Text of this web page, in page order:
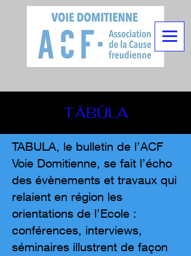
TĀBŪLA
TABULA, le bulletin de l’ACF
Voie Domitienne, se fait l’écho
des évènements et travaux qui
relaient en région les
orientations de l’Ecole :
conférences, interviews,
séminaires illustrent de façon